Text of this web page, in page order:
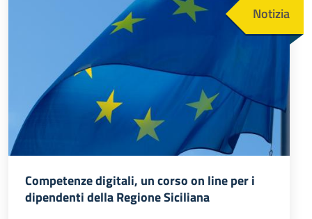
Notizia
Competenze digitali, un corso on line per i
dipendenti della Regione Siciliana